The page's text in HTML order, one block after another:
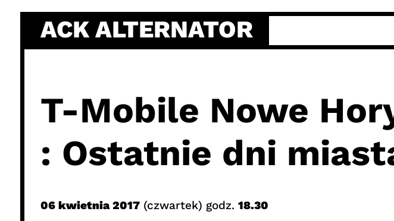
content
ACK ALTERNATOR
T-Mobile Nowe
: Ostatnie dni
06 kwietnia 2017(czwartek) godz. 18.30